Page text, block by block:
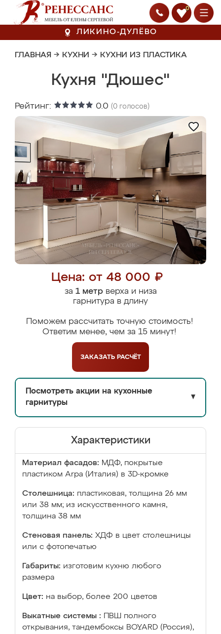
0
ЛИКИНО-ДУЛЁВО
ГЛАВНАЯ → КУХНИ → КУХНИ ИЗ ПЛАСТИКА
Кухня "Дюшес"
Рейтинг: 0.0 (0 голосов)
Цена: от 48 000 ₽
за 1 метрверха и низа
гарнитура в длину
Поможем рассчитать точную стоимость!
Ответим менее, чем за 15 минут!
ЗАКАЗАТЬ РАСЧЁТ
Посмотреть акции на кухонные
гарнитуры
▼
Характеристики
Материал фасадов: МДФ, покрытые
пластиком Arpa (Италия) в 3D-кромке
Столешница: пластиковая, толщина 26 мм
или 38 мм; из искусственного камня,
толщина 38 мм
Стеновая панель: ХДФ в цвет столешницы
или с фотопечатью
Габариты: изготовим кухню любого
размера
Цвет: на выбор, более 200 цветов
Выкатные системы :
ПВШ полного
открывания, тандембоксы BOYARD (Россия),